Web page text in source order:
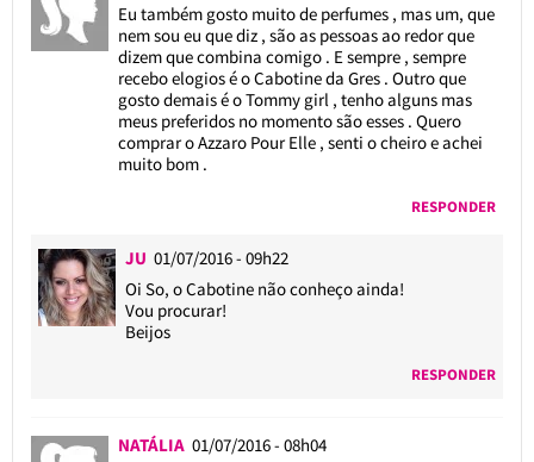
Eu também gosto muito de perfumes , mas um, que
nem sou eu que diz , são as pessoas ao redor que
dizem que combina comigo . E sempre , sempre
recebo elogios é o Cabotine da Gres . Outro que
gosto demais é o Tommy girl , tenho alguns mas
meus preferidos no momento são esses . Quero
comprar o Azzaro Pour Elle , senti o cheiro e achei
muito bom .
RESPONDER
JU 01/07/2016 - 09h22
Oi So, o Cabotine não conheço ainda!
Vou procurar!
Beijos
RESPONDER
NATÁLIA 01/07/2016 - 08h04